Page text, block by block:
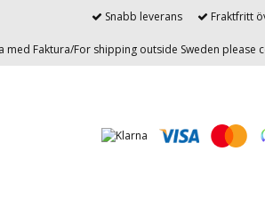
Snabb leverans Fraktfritt
med Faktura/For shipping outside Sweden please